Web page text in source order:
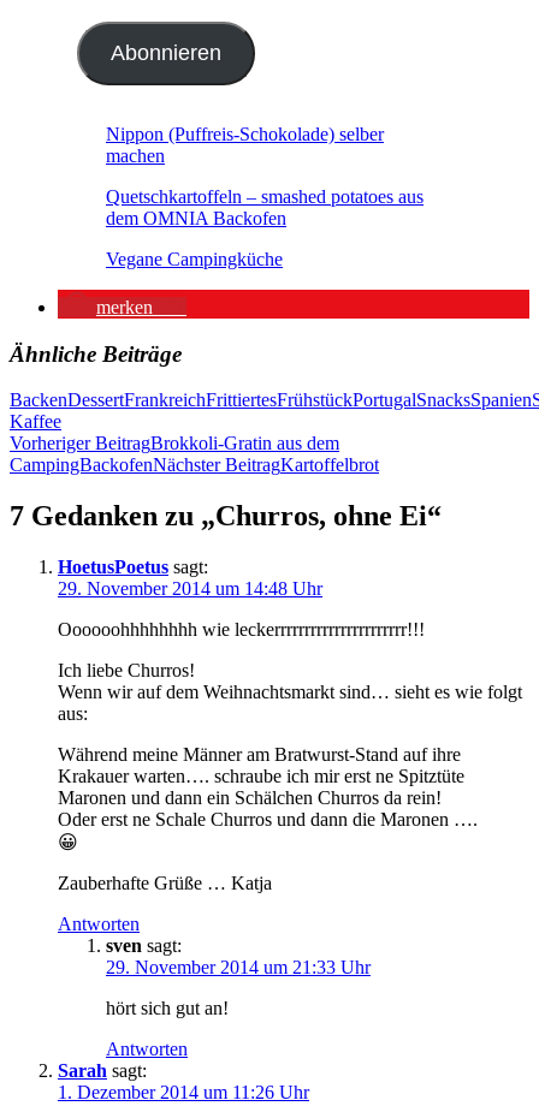
Abonnieren
Nippon (Puffreis-Schokolade) selber
machen
Quetschkartoffeln – smashed potatoes aus
dem OMNIA Backofen
Vegane Campingküche
merken
Ähnliche Beiträge
BackenDessertFrankreichFrittiertesFrühstückPortugalSnacksSpanien
Kaffee
Beitragsnavigation
Vorheriger BeitragBrokkoli-Gratin aus dem
CampingBackofenNächster BeitragKartoffelbrot
7 Gedanken zu „Churros, ohne Ei“
HoetusPoetus sagt:
29. November 2014 um 14:48 Uhr
Oooooohhhhhhhh wie leckerrrrrrrrrrrrrrrrrrrrrr!!!
Ich liebe Churros!
Wenn wir auf dem Weihnachtsmarkt sind… sieht es wie folgt
aus:
Während meine Männer am Bratwurst-Stand auf ihre
Krakauer warten…. schraube ich mir erst ne Spitztüte
Maronen und dann ein Schälchen Churros da rein!
Oder erst ne Schale Churros und dann die Maronen ….
😀
Zauberhafte Grüße … Katja
Antworten
sven sagt:
29. November 2014 um 21:33 Uhr
hört sich gut an!
Antworten
Sarah sagt:
1. Dezember 2014 um 11:26 Uhr